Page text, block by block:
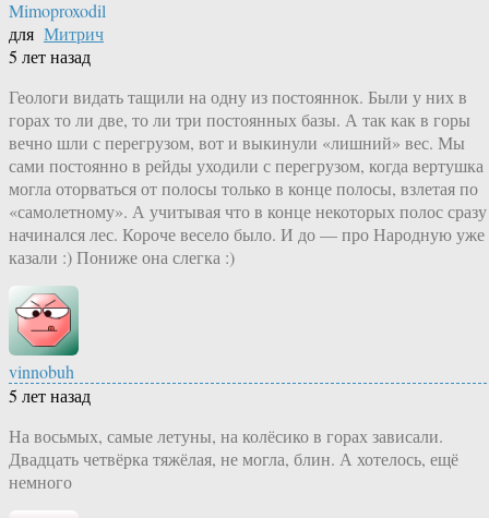
Mimoproxodil
для Митрич
5 лет назад
Геологи видать тащили на одну из постояннок. Были у них в
горах то ли две, то ли три постоянных базы. А так как в горы
вечно шли с перегрузом, вот и выкинули «лишний» вес. Мы
сами постоянно в рейды уходили с перегрузом, когда вертушка
могла оторваться от полосы только в конце полосы, взлетая по
«самолетному». А учитывая что в конце некоторых полос сразу
начинался лес. Короче весело было. И до — про Народную уже
казали :) Пониже она слегка :)
vinnobuh
5 лет назад
На восьмых, самые летуны, на колёсико в горах зависали.
Двадцать четвёрка тяжёлая, не могла, блин. А хотелось, ещё
немного